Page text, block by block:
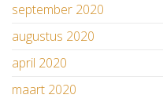
september 2020
augustus 2020
april 2020
maart 2020